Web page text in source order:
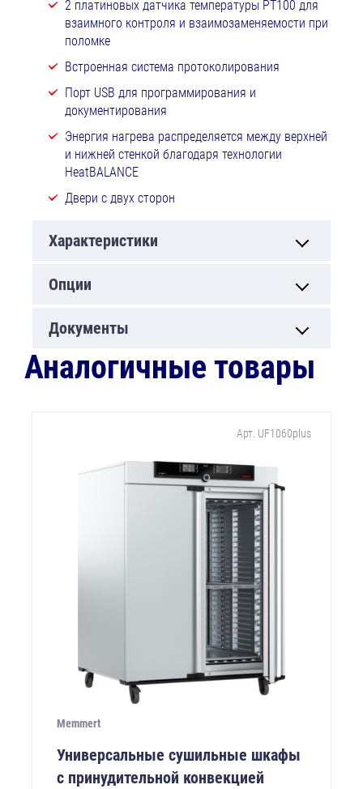
2 платиновых датчика температуры РТ100 для
взаимного контроля и взаимозаменяемости при
поломке
Встроенная система протоколирования
Порт USB для программирования и
документирования
Энергия нагрева распределяется между верхней
и нижней стенкой благодаря технологии
HeatBALANCE
Двери с двух сторон
Характеристики
Опции
Документы
Аналогичные товары
Арт. UF1060plus
Memmert
Универсальные сушильные шкафы
с принудительной конвекцией